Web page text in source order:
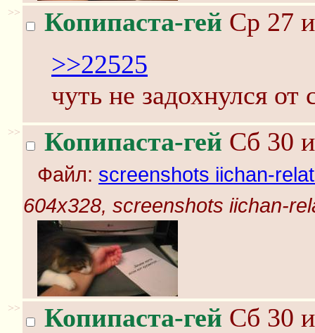
>> Копипаста-гей Ср 27
>>22525
чуть не задохнулся от
>> Копипаста-гей Сб 30
Файл: screenshots iichan-
604x328, screenshots iichan-
>> Копипаста-гей Сб 30